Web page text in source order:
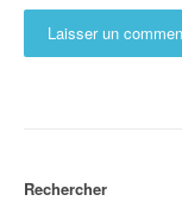
Rechercher